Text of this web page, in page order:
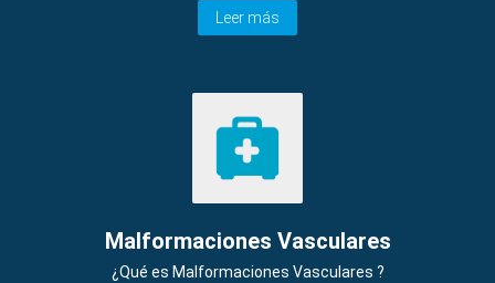
Leer más
Malformaciones Vasculares
¿Qué es Malformaciones Vasculares ?